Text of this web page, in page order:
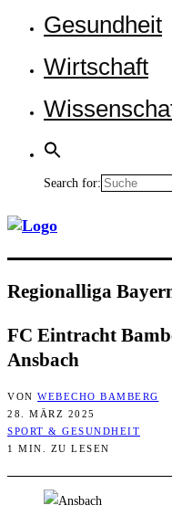
Gesund­heit
Wirt­schaft
Search for:
Regio­nal­li­ga
FC Ein­tracht
Ansbach
VON WEBECHO BAMBERG
28. MÄRZ 2025
SPORT & GESUNDHEIT
1 MIN. ZU LESEN